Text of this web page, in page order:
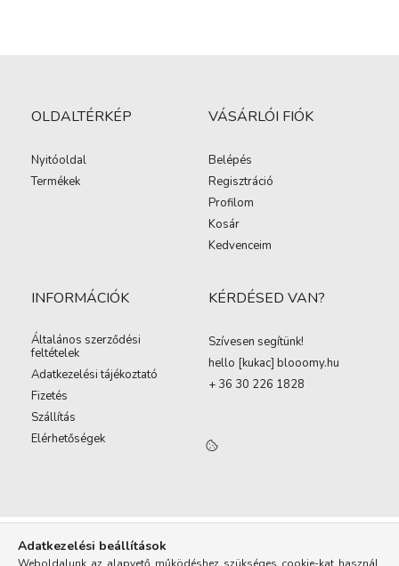
OLDALTÉRKÉP
Nyitóoldal
Termékek
VÁSÁRLÓI FIÓK
Belépés
Regisztráció
Profilom
Kosár
Kedvenceim
INFORMÁCIÓK
Általános szerződési
feltételek
Adatkezelési tájékoztató
Fizetés
Szállítás
Elérhetőségek
KÉRDÉSED VAN?
Szívesen segítünk!
hello [kukac] blooomy.hu
+ 36 30 226 1828
Adatkezelési beállítások